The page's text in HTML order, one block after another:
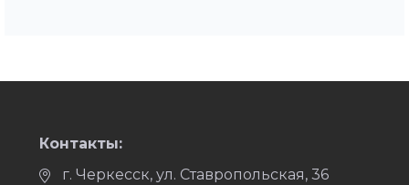
Контакты:
г. Черкесск, ул. Ставропольская, 36